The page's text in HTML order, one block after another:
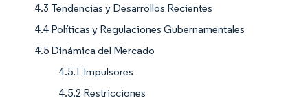
4.3 Tendencias y Desarrollos Recientes
4.4 Políticas y Regulaciones Gubernamentales
4.5 Dinámica del Mercado
4.5.1 Impulsores
4.5.2 Restricciones